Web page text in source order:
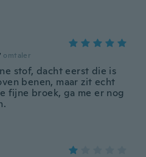
omtaler
stof, dacht eerst die is
benen, maar zit echt
fijne broek, ga me er nog